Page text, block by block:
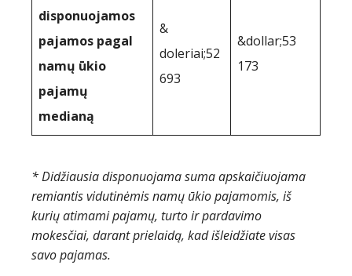
disponuojamos
pajamos pagal
namų ūkio
pajamų
medianą
&
doleriai;52
693
&dollar;53
173
* Didžiausia disponuojama suma apskaičiuojama
remiantis vidutinėmis namų ūkio pajamomis, iš
kurių atimami pajamų, turto ir pardavimo
mokesčiai, darant prielaidą, kad išleidžiate visas
savo pajamas.